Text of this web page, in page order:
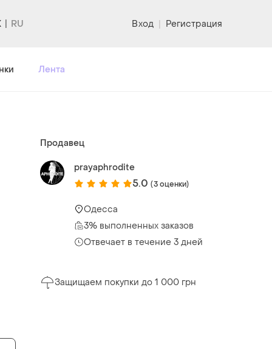
Вход | Регистрация
Лента
Продавец
prayaphrodite
5.0 (3 оценки)
Одесса
3% выполненных заказов
Отвечает в течение 3 дней
Защищаем покупки до 1 000 грн